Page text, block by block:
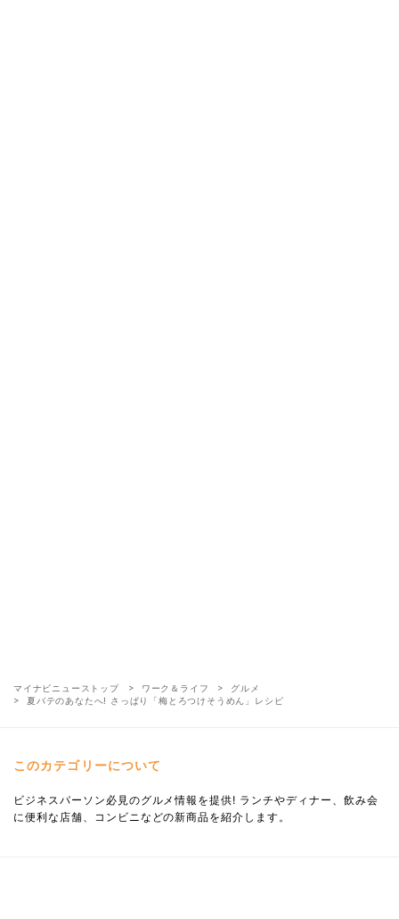
マイナビニューストップ ワーク＆ライフ
グルメ
夏バテのあなたへ! さっぱり「梅とろつけそうめん」レシピ
このカテゴリーについて
ビジネスパーソン必見のグルメ情報を提供! ランチやディナー、飲み会
に便利な店舗、コンビニなどの新商品を紹介します。